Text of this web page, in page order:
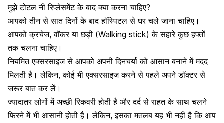
मुझे टोटल नी रिप्लेसमेंट के बाद क्या करना चाहिए?
आपको तीन से सात दिनों के बाद हॉस्पिटल से घर चले जाना चाहिए।
आपको क्रचेज, वॉकर या छड़ी (Walking stick) के सहारे कुछ हफ्तों
तक चलना चाहिए।
नियमितएक्सरसाइजसे आपको अपनी दिनचर्या को आसान बनाने में मदद
मिलती है। लेकिन, कोई भी एक्सरसाइज करने से पहले अपने डॉक्टर से
जरूर बात कर लें।
ज्यादातर लोगों में अच्छी रिकवरी होती है और दर्द से राहत के साथ चलने
फिरने में भी आसानी होती है। लेकिन, इसका मतलब यह भी नहीं है कि आप